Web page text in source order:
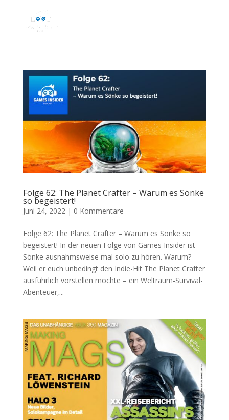
Folge 62: The Planet Crafter – Warum es Sönke
so begeistert!
Juni 24, 2022 | 0 Kommentare
Folge 62: The Planet Crafter – Warum es Sönke so
begeistert! In der neuen Folge von Games Insider ist
Sönke ausnahmsweise mal solo zu hören. Warum?
Weil er euch unbedingt den Indie-Hit The Planet Crafter
ausführlich vorstellen möchte – ein Weltraum-Survival-
Abenteuer,...